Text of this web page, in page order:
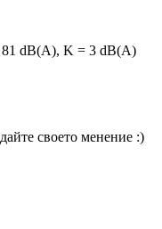
dB(A), K = 3 dB(A)
своето менение :)